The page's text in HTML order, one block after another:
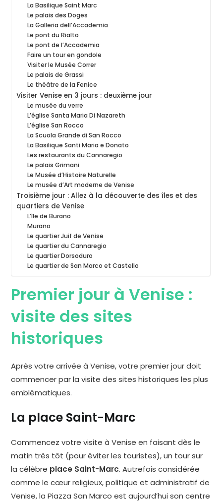
La Basilique Saint Marc
Le palais des Doges
La Galleria dell’Accademia
Le pont du Rialto
Le pont de l’Accademia
Faire un tour en gondole
Visiter le Musée Correr
Le palais de Grassi
Le théâtre de la Fenice
Visiter Venise en 3 jours : deuxième jour
Le musée du verre
L’église Santa Maria Di Nazareth
L’église San Rocco
La Scuola Grande di San Rocco
La Basilique Santi Maria e Donato
Les restaurants du Cannaregio
Le palais Grimani
Le Musée d’Histoire Naturelle
Le musée d’Art moderne de Venise
Troisième jour : Allez à la découverte des îles et des
quartiers de Venise
L’île de Burano
Murano
Le quartier Juif de Venise
Le quartier du Cannaregio
Le quartier Dorsoduro
Le quartier de San Marco et Castello
Premier jour à Venise :
visite des sites
historiques
Après votre arrivée à Venise, votre premier jour doit
commencer par la visite des sites historiques les plus
emblématiques.
La place Saint-Marc
Commencez votre visite à Venise en faisant dès le
matin très tôt (pour éviter les touristes), un tour sur
la célèbre place Saint-Marc. Autrefois considérée
comme le cœur religieux, politique et administratif de
Venise, la Piazza San Marco est aujourd’hui son centre